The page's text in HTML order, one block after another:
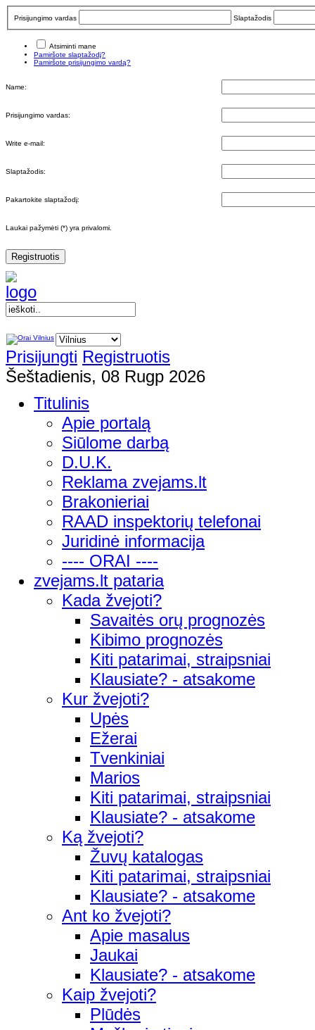
Prisijungimo vardas Slaptažodis
Atsiminti mane
Pamiršote slaptažodį?
Pamiršote prisijungimo vardą?
Name:
Prisijungimo vardas:
Write e-mail:
Slaptažodis:
Pakartokite slaptažodį:
Laukai pažymėti (*) yra privalomi.
Registruotis
Prisijungti Registruotis
Šeštadienis, 08 Rugp 2026
Titulinis
Apie portalą
Siūlome darbą
D.U.K.
Reklama zvejams.lt
Brakonieriai
RAAD inspektorių telefonai
Juridinė informacija
---- ORAI ----
zvejams.lt pataria
Kada žvejoti?
Savaitės orų prognozės
Kibimo prognozės
Kiti patarimai, straipsniai
Klausiate? - atsakome
Kur žvejoti?
Upės
Ežerai
Tvenkiniai
Marios
Kiti patarimai, straipsniai
Klausiate? - atsakome
Ką žvejoti?
Žuvų katalogas
Kiti patarimai, straipsniai
Klausiate? - atsakome
Ant ko žvejoti?
Apie masalus
Jaukai
Klausiate? - atsakome
Kaip žvejoti?
Plūdės